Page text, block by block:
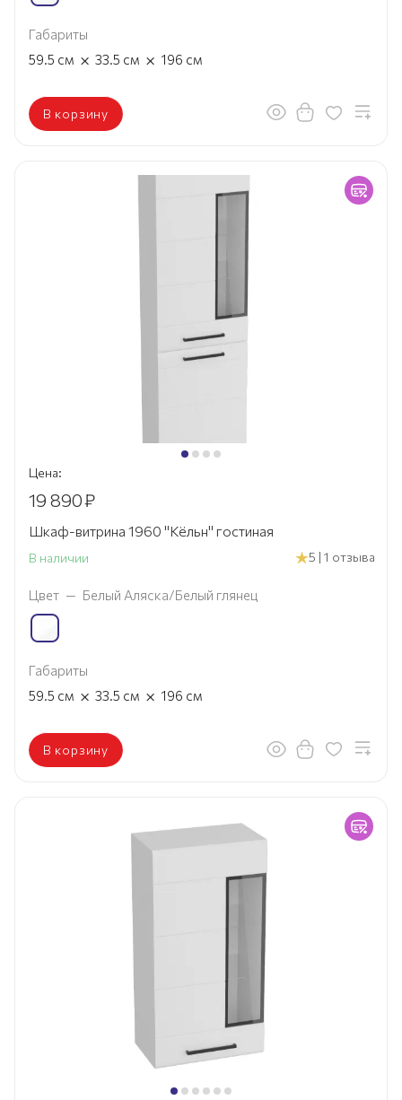
Габариты
59.5 см × 33.5 см × 196 см
В корзину
Цена:
19 890₽
Шкаф-витрина 1960 "Кёльн" гостиная
В наличии 5 | 1 отзыва
Цвет — Белый Аляска/Белый глянец
Габариты
59.5 см × 33.5 см × 196 см
В корзину